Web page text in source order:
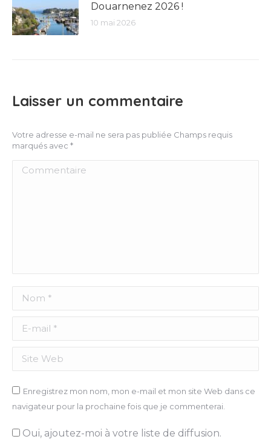
Douarnenez 2026 !
10 mai 2026
Laisser un commentaire
Votre adresse e-mail ne sera pas publiée Champs requis
marqués avec *
Commentaire
Nom *
E-mail *
Site Web
Enregistrez mon nom, mon e-mail et mon site Web dans ce
navigateur pour la prochaine fois que je commenterai.
Oui, ajoutez-moi à votre liste de diffusion.